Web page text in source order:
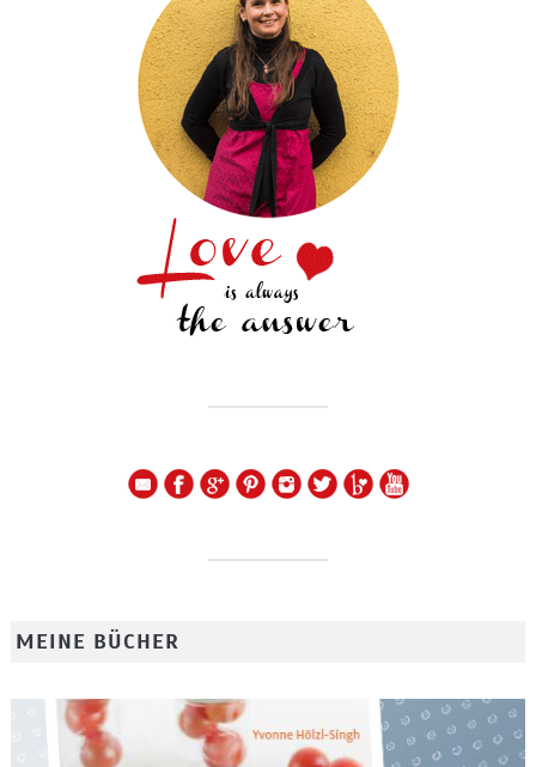
MEINE BÜCHER